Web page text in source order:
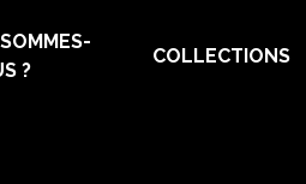
?
COLLECTIONS